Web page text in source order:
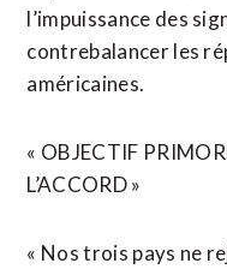
l’impuissance des
contrebalancer les
américaines.
« OBJECTIF
L’ACCORD »
« Nos trois pays ne